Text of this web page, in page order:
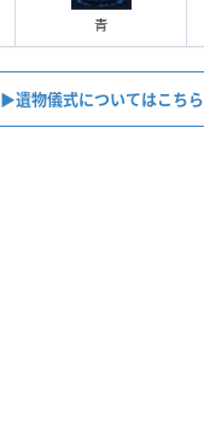
青
▶︎遺物儀式についてはこちら